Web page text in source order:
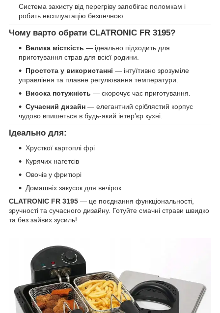
Система захисту від перегріву запобігає поломкам і
робить експлуатацію безпечною.
Чому варто обрати CLATRONIC FR 3195?
Велика місткість — ідеально підходить для
приготування страв для всієї родини.
Простота у використанні — інтуїтивно зрозуміле
управління та плавне регулювання температури.
Висока потужність — скорочує час приготування.
Сучасний дизайн — елегантний сріблястий корпус
чудово впишеться в будь-який інтерʼєр кухні.
Ідеально для:
Хрусткої картоплі фрі
Курячих нагетсів
Овочів у фритюрі
Домашніх закусок для вечірок
CLATRONIC FR 3195 — це поєднання функціональності,
зручності та сучасного дизайну. Готуйте смачні страви швидко
та без зайвих зусиль!